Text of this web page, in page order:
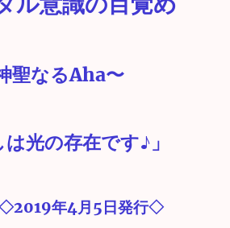
聖なるAha〜
は光の存在です♪」
年4月5日発行◇